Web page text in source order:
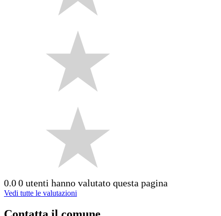
0.00 utenti hanno valutato questa pagina
Vedi tutte le valutazioni